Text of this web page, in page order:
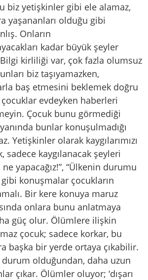
biz yetişkinler gibi ele alamaz,
yaşananları olduğu gibi
Onların
kadar büyük şeyler
kirliliği var, çok fazla olumsuz
biz taşıyamazken,
baş etmesini beklemek doğru
evdeyken haberleri
Çocuk bunu görmediği
bunlar konuşulmadığı
Yetişkinler olarak kaygılarımızı
sadece kaygılanacak şeyleri
yapacağız!”, “Ülkenin durumu
konuşmalar çocukların
Bir kere konuya maruz
onlara bunu anlatmaya
güç olur. Ölümlere ilişkin
çocuk; sadece korkar, bu
başka bir yerde ortaya çıkabilir.
olduğundan, daha uzun
çıkar. Ölümler oluyor; ‘dışarı